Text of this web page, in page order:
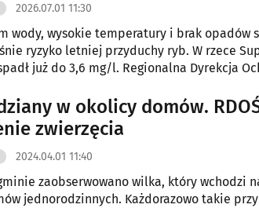
2026.07.01 11:30
wody, wysokie temperatury i brak opadów
ryzyko letniej przyduchy ryb. W rzece
już do 3,6 mg/l. Regionalna Dyrekcja
w okolicy domów.
zwierzęcia
2024.04.01 11:40
zaobserwowano wilka, który wchodzi
jednorodzinnych. Każdorazowo takie